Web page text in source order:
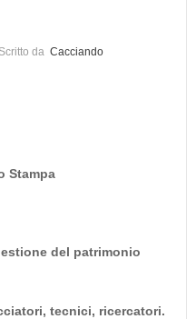
Scritto da Cacciando
Stampa
del patrimonio
tecnici, ricercatori.